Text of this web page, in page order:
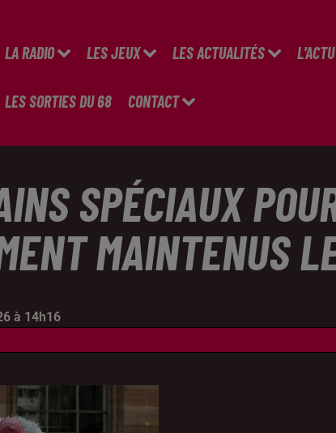
LA RADIO LES JEUX LES ACTUALITÉS
LES SORTIES DU 68 CONTACT
SPÉCIAUX
MAINTENUS
à 14h16